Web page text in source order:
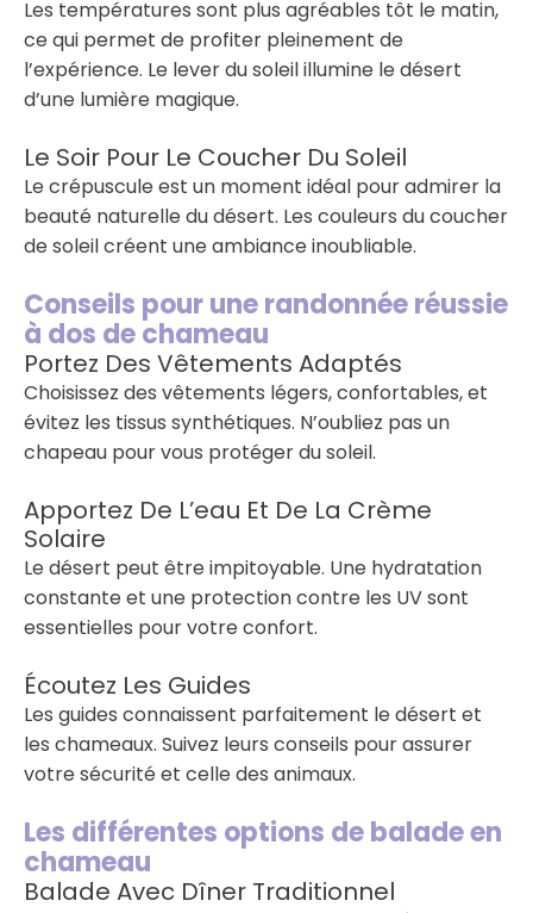
Les températures sont plus agréables tôt le matin,
ce qui permet de profiter pleinement de
l’expérience. Le lever du soleil illumine le désert
d’une lumière magique.
Le Soir Pour Le Coucher Du Soleil
Le crépuscule est un moment idéal pour admirer la
beauté naturelle du désert. Les couleurs du coucher
de soleil créent une ambiance inoubliable.
Conseils pour une randonnée réussie
à dos de chameau
Portez Des Vêtements Adaptés
Choisissez des vêtements légers, confortables, et
évitez les tissus synthétiques. N’oubliez pas un
chapeau pour vous protéger du soleil.
Apportez De L’eau Et De La Crème
Solaire
Le désert peut être impitoyable. Une hydratation
constante et une protection contre les UV sont
essentielles pour votre confort.
Écoutez Les Guides
Les guides connaissent parfaitement le désert et
les chameaux. Suivez leurs conseils pour assurer
votre sécurité et celle des animaux.
Les différentes options de balade en
chameau
Balade Avec Dîner Traditionnel